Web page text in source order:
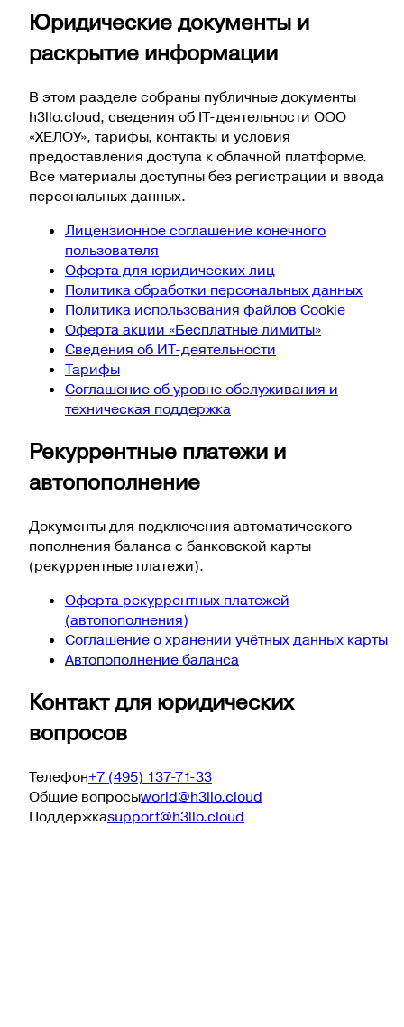
Юридические документы и
раскрытие информации
В этом разделе собраны публичные документы
h3llo.cloud, сведения об IT-деятельности ООО
«ХЕЛОУ», тарифы, контакты и условия
предоставления доступа к облачной платформе.
Все материалы доступны без регистрации и ввода
персональных данных.
Лицензионное соглашение конечного
пользователя
Оферта для юридических лиц
Политика обработки персональных данных
Политика использования файлов Cookie
Оферта акции «Бесплатные лимиты»
Сведения об ИТ-деятельности
Тарифы
Соглашение об уровне обслуживания и
техническая поддержка
Рекуррентные платежи и
автопополнение
Документы для подключения автоматического
пополнения баланса с банковской карты
(рекуррентные платежи).
Оферта рекуррентных платежей
(автопополнения)
Соглашение о хранении учётных данных карты
Автопополнение баланса
Контакт для юридических
вопросов
Телефон+7 (495) 137-71-33
Общие вопросыworld@h3llo.cloud
Поддержкаsupport@h3llo.cloud